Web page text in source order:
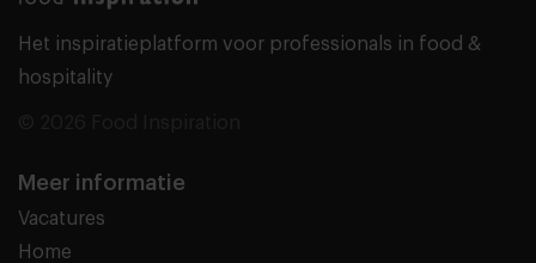
Het inspiratieplatform voor professionals in food &
hospitality
Meer informatie
Vacatures
Home